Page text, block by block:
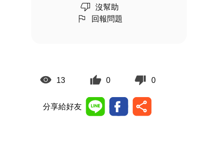
沒幫助
回報問題
13 0 0
分享給好友